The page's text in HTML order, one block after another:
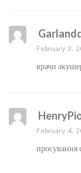
February 3,
врачи
February 4,
просування